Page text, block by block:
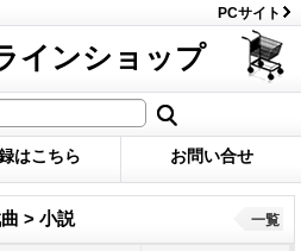
PCサイト
インショップ
はこちら お問い合せ
> 小説 一覧